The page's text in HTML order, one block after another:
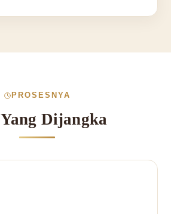
PROSESNYA
Dijangka